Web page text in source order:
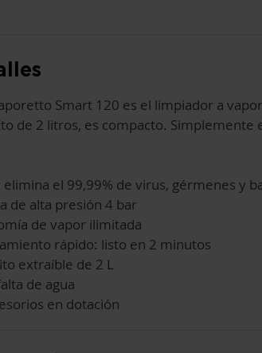
Smart 120 es el limpiador a
de 2 litros, es compacto. Simplemente
elimina el 99,99% de virus, gérmenes y
de alta presión 4 bar
de vapor ilimitada
rápido: listo en 2 minutos
extraíble de 2 L
de agua
en dotación